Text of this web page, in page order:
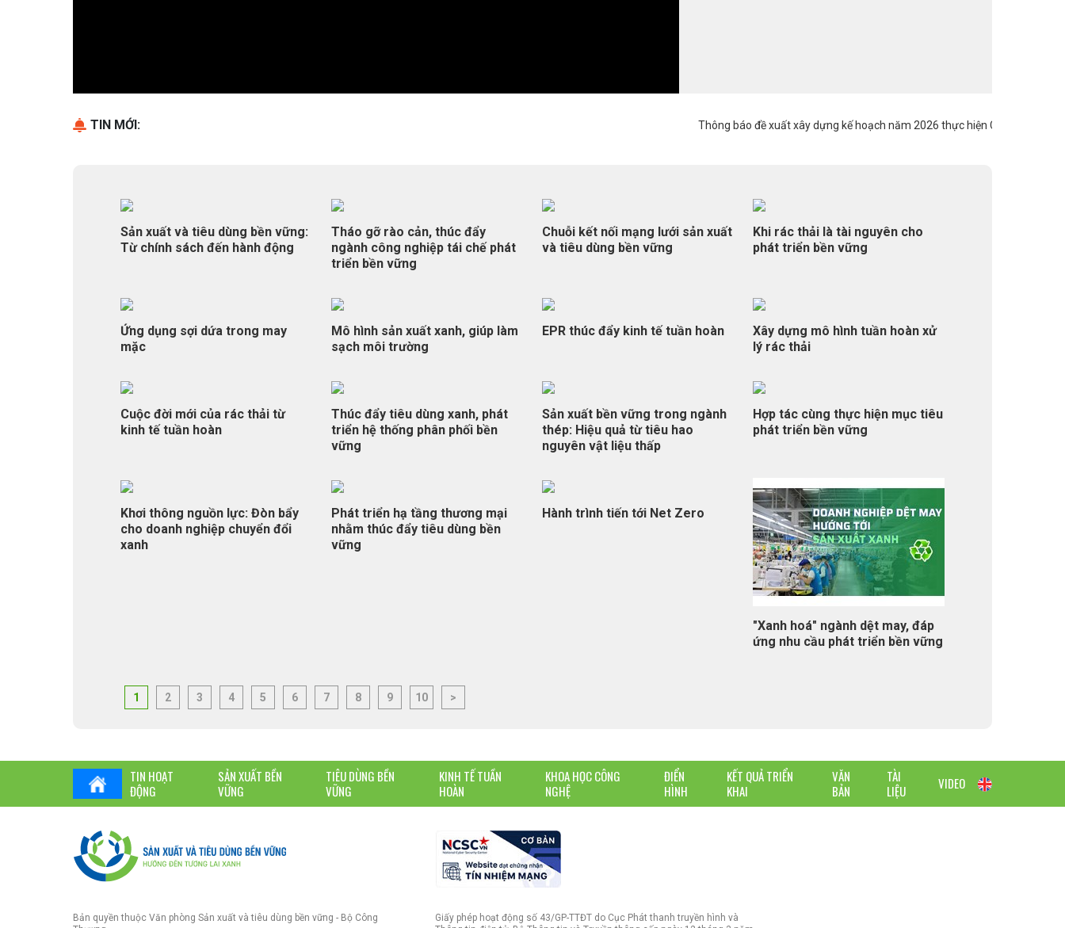
TIN MỚI: Thông báo đề xuất xây dựng kế hoạch năm 2026 thực hiện Chương trình
Sản xuất và tiêu dùng bền vững:
Từ chính sách đến hành động
Tháo gỡ rào cản, thúc đẩy
ngành công nghiệp tái chế phát
triển bền vững
Chuỗi kết nối mạng lưới sản xuất
và tiêu dùng bền vững
Khi rác thải là tài nguyên cho
phát triển bền vững
Ứng dụng sợi dứa trong may
mặc
Mô hình sản xuất xanh, giúp làm
sạch môi trường
EPR thúc đẩy kinh tế tuần hoàn
Xây dựng mô hình tuần hoàn xử
lý rác thải
Cuộc đời mới của rác thải từ
kinh tế tuần hoàn
Thúc đẩy tiêu dùng xanh, phát
triển hệ thống phân phối bền
vững
Sản xuất bền vững trong ngành
thép: Hiệu quả từ tiêu hao
nguyên vật liệu thấp
Hợp tác cùng thực hiện mục tiêu
phát triển bền vững
Khơi thông nguồn lực: Đòn bẩy
cho doanh nghiệp chuyển đổi
xanh
Phát triển hạ tầng thương mại
nhằm thúc đẩy tiêu dùng bền
vững
Hành trình tiến tới Net Zero
"Xanh hoá" ngành dệt may, đáp
ứng nhu cầu phát triển bền vững
1 2 3 4 5 6 7 8 9 10 >
TIN HOẠT
ĐỘNG
SẢN XUẤT BỀN
VỮNG
TIÊU DÙNG BỀN
VỮNG
KINH TẾ TUẦN
HOÀN
KHOA HỌC CÔNG
NGHỆ
ĐIỂN
HÌNH
KẾT QUẢ TRIỂN
KHAI
VĂN
BẢN
TÀI
LIỆU
VIDEO
Bản quyền thuộc Văn phòng Sản xuất và tiêu dùng bền vững - Bộ Công
Giấy phép hoạt động số 43/GP-TTĐT do Cục Phát thanh truyền hình và